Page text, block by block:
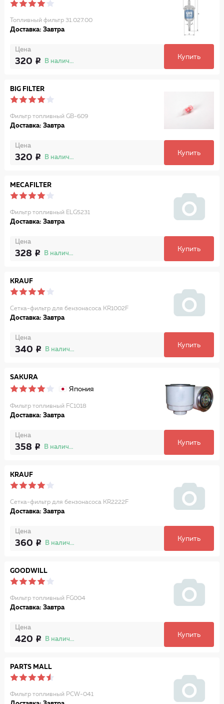
Топливный фильтр 31.027.00
Доставка: Завтра
Цена
320 В наличии
Купить
BIG FILTER
Фильтр топливный GB-609
Доставка: Завтра
Цена
320 В наличии
Купить
MECAFILTER
Фильтр топливный ELG5231
Доставка: Завтра
Цена
328 В наличии
Купить
KRAUF
Сетка-фильтр для бензонасоса KR1002F
Доставка: Завтра
Цена
340 В наличии
Купить
SAKURA
Япония
Фильтр топливный FC1018
Доставка: Завтра
Цена
358 В наличии
Купить
KRAUF
Сетка-фильтр для бензонасоса KR2222F
Доставка: Завтра
Цена
360 В наличии
Купить
GOODWILL
Фильтр топливный FG004
Доставка: Завтра
Цена
420 В наличии
Купить
PARTS MALL
Фильтр топливный PCW-041